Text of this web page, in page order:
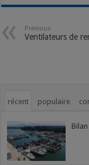
Previous
Ventilateurs de
récent populaire